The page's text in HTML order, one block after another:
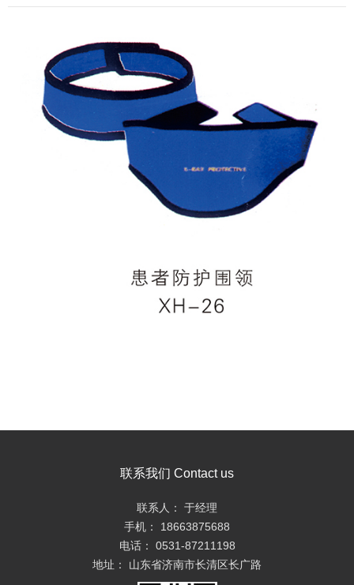
联系我们 Contact us
联系人： 于经理
手机： 18663875688
电话： 0531-87211198
地址： 山东省济南市长清区长广路